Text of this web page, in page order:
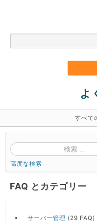
よ
すべて
高度な検索
FAQ とカテゴリー
サーバー管理 (29 FAQ)